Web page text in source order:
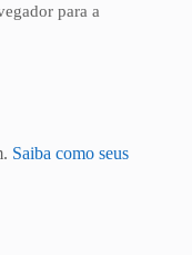
para a
Saiba como seus